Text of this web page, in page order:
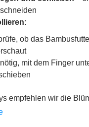
ob das
mit dem Finger
empfehlen wir die